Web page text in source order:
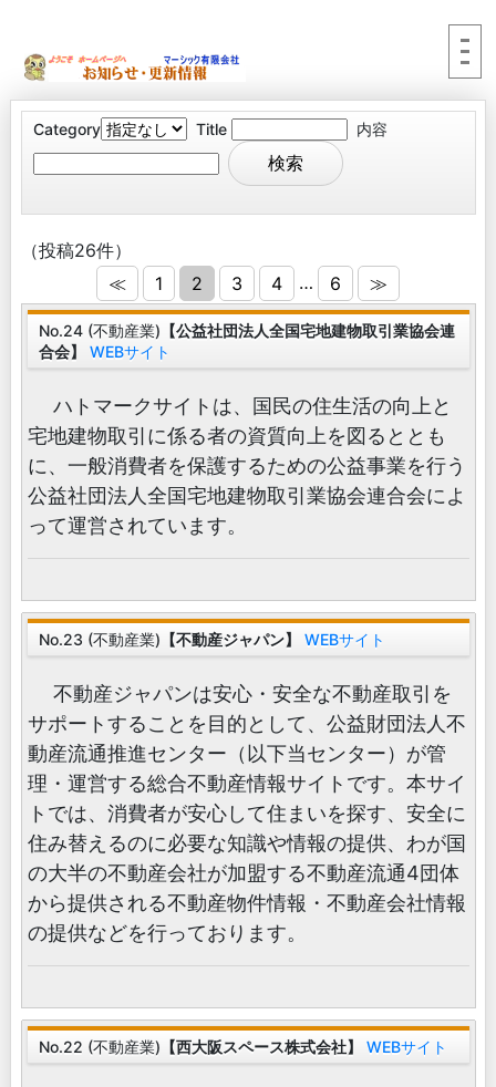
Category Title 内容
（投稿26件）
≪
1 2 3 4 … 6 ≫
No.24 (不動産業) 【公益社団法人全国宅地建物取引業協会連
合会】
WEBサイト
ハトマークサイトは、国民の住生活の向上と
宅地建物取引に係る者の資質向上を図るととも
に、一般消費者を保護するための公益事業を行う
公益社団法人全国宅地建物取引業協会連合会によ
って運営されています。
No.23 (不動産業) 【不動産ジャパン】 WEBサイト
不動産ジャパンは安心・安全な不動産取引を
サポートすることを目的として、公益財団法人不
動産流通推進センター（以下当センター）が管
理・運営する総合不動産情報サイトです。本サイ
トでは、消費者が安心して住まいを探す、安全に
住み替えるのに必要な知識や情報の提供、わが国
の大半の不動産会社が加盟する不動産流通4団体
から提供される不動産物件情報・不動産会社情報
の提供などを行っております。
No.22 (不動産業) 【西大阪スペース株式会社】 WEBサイト